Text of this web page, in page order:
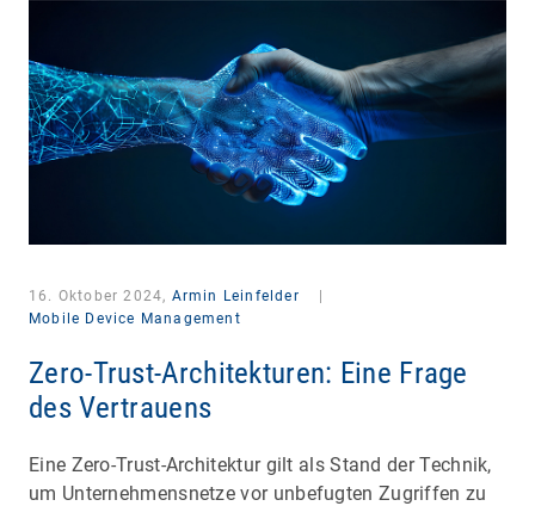
16. Oktober 2024, Armin Leinfelder
Mobile Device Management
Zero-Trust-Architekturen: Eine Frage
des Vertrauens
Eine Zero-Trust-Architektur gilt als Stand der Technik,
um Unternehmensnetze vor unbefugten Zugriffen zu